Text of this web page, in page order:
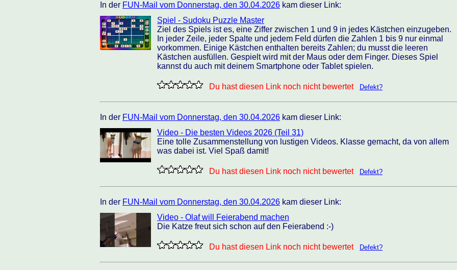
In der FUN-Mail vom Donnerstag, den 30.04.2026 kam dieser Link:
Spiel - Sudoku Puzzle Master
Ziel des Spiels ist es, eine Ziffer zwischen 1 und 9 in jedes Kästchen einzugeben.
In jeder Zeile, jeder Spalte und jedem Feld dürfen die Zahlen 1 bis 9 nur einmal
vorkommen. Einige Kästchen enthalten bereits Zahlen; du musst die leeren
Kästchen ausfüllen. Gespielt wird mit der Maus oder dem Finger. Dieses Spiel
kannst du auch mit deinem Smartphone oder Tablet spielen.
Du hast diesen Link noch nicht bewertet Defekt?
In der FUN-Mail vom Donnerstag, den 30.04.2026 kam dieser Link:
Video - Die besten Videos 2026 (Teil 31)
Eine tolle Zusammenstellung von lustigen Videos. Klasse gemacht, da von allem
was dabei ist. Viel Spaß damit!
Du hast diesen Link noch nicht bewertet Defekt?
In der FUN-Mail vom Donnerstag, den 30.04.2026 kam dieser Link:
Video - Olaf will Feierabend machen
Die Katze freut sich schon auf den Feierabend :-)
Du hast diesen Link noch nicht bewertet Defekt?